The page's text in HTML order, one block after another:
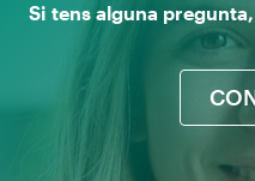
Si tens alguna